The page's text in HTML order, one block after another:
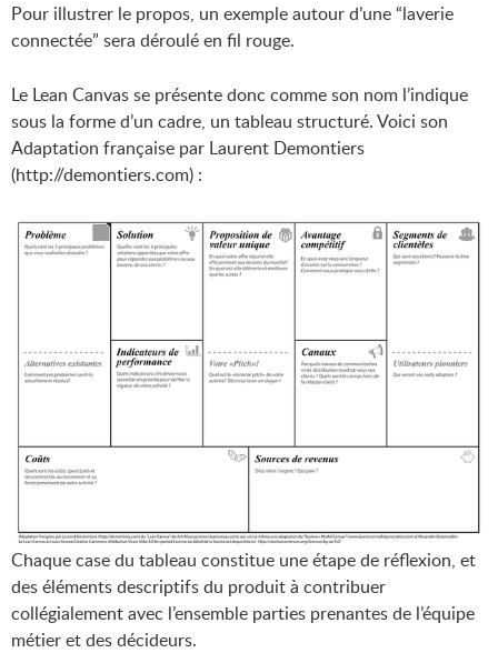
Pour illustrer le propos, un exemple autour d’une “laverie
connectée” sera déroulé en fil rouge.
Le Lean Canvas se présente donc comme son nom l’indique
sous la forme d’un cadre, un tableau structuré. Voici son
Adaptation française par Laurent Demontiers
(http://demontiers.com) :
Chaque case du tableau constitue une étape de réflexion, et
des éléments descriptifs du produit à contribuer
collégialement avec l’ensemble parties prenantes de l’équipe
métier et des décideurs.